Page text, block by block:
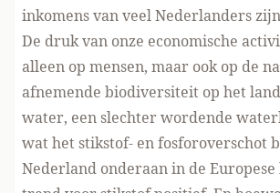
inkomens van veel Nederlanders
De druk van onze economische
alleen op mensen, maar ook op de
afnemende biodiversiteit op het
water, een slechter wordende
wat het stikstof- en fosforoverschot
Nederland onderaan in de Europese